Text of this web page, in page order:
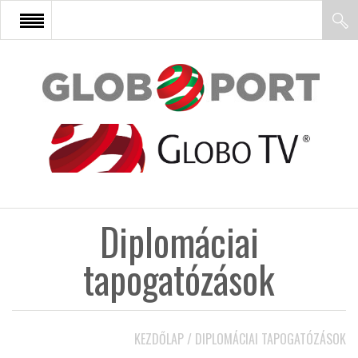
FŐOLDAL
AFRIKA
ÉSZAK-AMERIKA
Diplomáciai
tapogatózások
KEZDŐLAP / DIPLOMÁCIAI TAPOGATÓZÁSOK